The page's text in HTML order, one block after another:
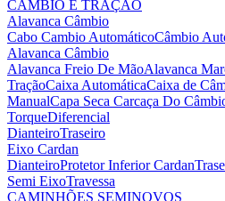
CÂMBIO E TRAÇÃO
Alavanca Câmbio
Cabo Cambio AutomáticoCâmbio
Alavanca Câmbio
Alavanca Freio De MãoAlavanca
TraçãoCaixa AutomáticaCaixa de
ManualCapa Seca Carcaça Do
TorqueDiferencial
DianteiroTraseiro
Eixo Cardan
DianteiroProtetor Inferior Cardan
Semi EixoTravessa
CAMINHÕES SEMINOVOS